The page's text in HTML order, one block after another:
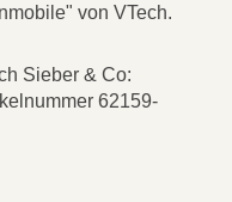
von VTech.
Sieber & Co:
62159-